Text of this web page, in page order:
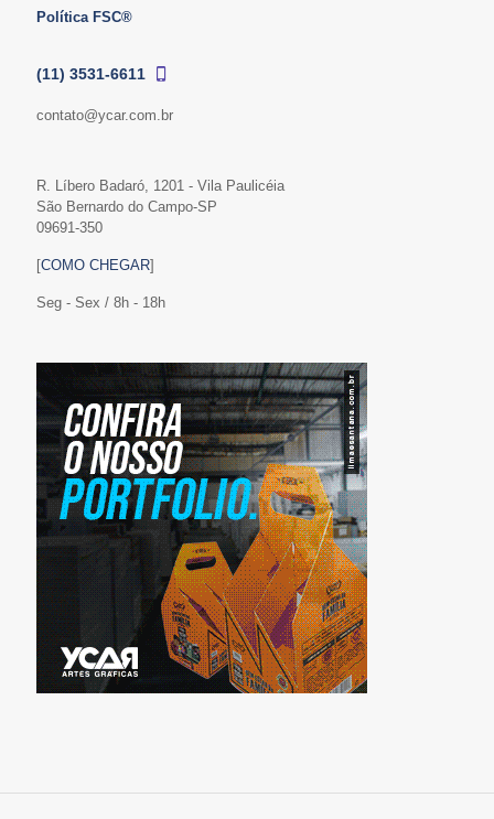
Política FSC®
(11) 3531-6611
contato@ycar.com.br
R. Líbero Badaró, 1201 - Vila Paulicéia
São Bernardo do Campo-SP
09691-350
[COMO CHEGAR]
Seg - Sex / 8h - 18h